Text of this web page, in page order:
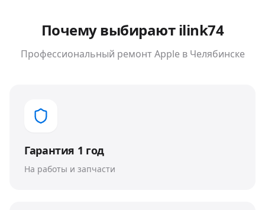
Почему выбирают ilink74
Профессиональный ремонтAppleв Челябинске
Гарантия 1 год
На работы и запчасти